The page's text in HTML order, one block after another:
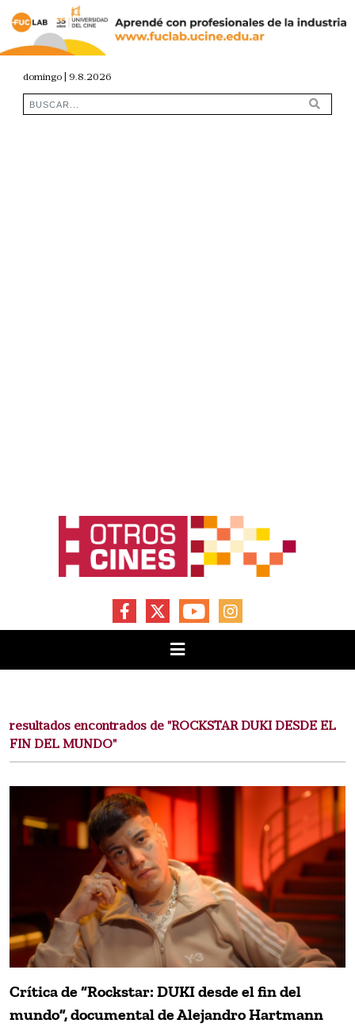
domingo | 9.8.2026
FACEBOOKYOUTUBEINSTAGRAM
resultados encontrados de "ROCKSTAR DUKI DESDE EL
FIN DEL MUNDO"
Crítica de “Rockstar: DUKI desde el fin del
mundo”, documental de Alejandro Hartmann